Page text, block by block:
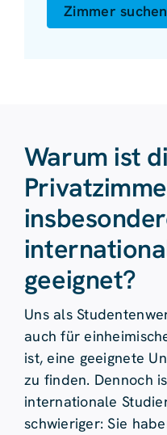
Zimmer suchen
Warum ist
geeignet?
Uns als
auch für
ist, eine geeignete
zu finden. Dennoch
internationale
schwieriger: Sie